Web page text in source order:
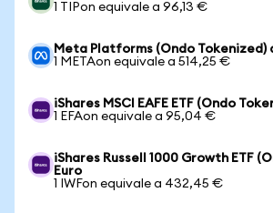
1 TIPon equivale a 96,13 €
Meta Platforms (Ondo Tokenized)
1 METAon equivale a 514,25 €
iShares MSCI EAFE ETF (Ondo
1 EFAon equivale a 95,04 €
iShares Russell 1000 Growth ETF
Euro
1 IWFon equivale a 432,45 €